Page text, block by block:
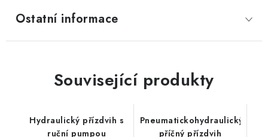
Ostatní informace
Související produkty
Hydraulický přízdvih s
ruční pumpou
Pneumatickohydraulický
příčný přízdvih